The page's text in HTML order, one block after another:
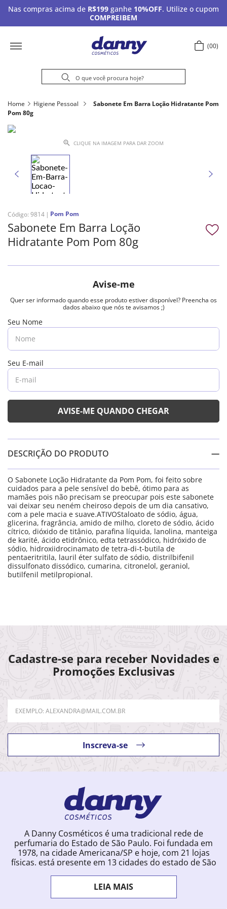
Nas compras acima de R$199 ganhe 10%OFF. Utilize o cupom
COMPREIBEM
00
Home Higiene Pessoal
Sabonete Em Barra Loção Hidratante Pom
Pom 80g
CLIQUE NA IMAGEM PARA DAR ZOOM
Código: 9814 Pom Pom
Sabonete Em Barra Loção
Hidratante Pom Pom 80g
DESCRIÇÃO DO PRODUTO
O Sabonete Loção Hidratante da Pom Pom, foi feito sobre
cuidados para a pele sensível do bebê, ótimo para as
mamães pois não precisam se preocupar pois este sabonete
vai deixar seu neném cheiroso depois de um dia cansativo,
com a pele macia e suave.ATIVOStaloato de sódio, água,
glicerina, fragrância, amido de milho, cloreto de sódio, ácido
cítrico, dióxido de titânio, parafina líquida, lanolina, manteiga
de karité, ácido etidrônico, edta tetrassódico, hidróxido de
sódio, hidroxiidrocinamato de tetra-di-t-butila de
pentaeritritila, lauril éter sulfato de sódio, distrilbifenil
dissulfonato dissódico, cumarina, citronelol, geraniol,
butilfenil metilpropional.
Cadastre-se para receber Novidades e
Promoções Exclusivas
Inscreva-se
A Danny Cosméticos é uma tradicional rede de
perfumaria do Estado de São Paulo. Foi fundada em
1978, na cidade Americana/SP e hoje, com 21 lojas
físicas, está presente em 13 cidades do estado de São
começou a vender para todo o território brasileiro.
Com uma infinidade de marcas e a filosofia de vender
produtos que vão do popular ao luxo, a Danny
LEIA MAIS